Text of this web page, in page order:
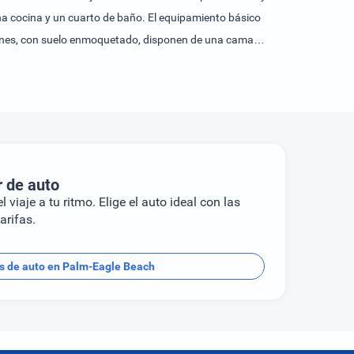
cocina y un cuarto de baño. El equipamiento básico
con suelo enmoquetado, disponen de una cama
y submarinismo. La oferta deportiva y de ocio del
belleza y masajes. El programa de entretenimiento
de auto
viaje a tu ritmo. Elige el auto ideal con las
de auto en Palm-Eagle Beach